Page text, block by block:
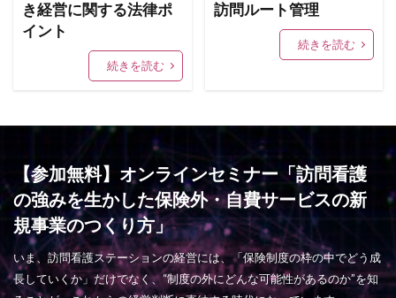
き経営に関する法律ポ
イント
続きを読む
訪問ルート管理
続きを読む
【参加無料】オンラインセミナー「訪問看護
の強みを生かした保険外・自費サービスの新
規事業のつくり方」
いま、訪問看護ステーションの経営には、「保険制度の枠の中でどう成
長していくか」だけでなく、“制度の外にどんな可能性があるのか”を知